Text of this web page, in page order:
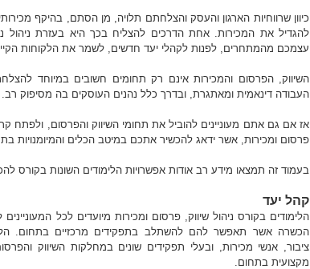
כיוון שרווחיות הארגון והעסק והצלחתם תלויה, מן הסתם, בהיקף
להגדיל את המכירות. אחת הדרכים להצליח בכך היא בעזרת ניהול
עצמכם מהמתחרים, לפנות לקהלי יעד חדשים, לשמר את הלקוחות
השיווק, הפרסום והמכירות אינם רק תחומים חשובים במיוחד
העבודה דינאמית ומאתגרת, ובדרך כלל נהנים העוסקים בה מסיפוק רב.
אז אם גם אתם מעוניינים להוביל את תחומי השיווק והפרסום, ולפתח
פרסום ומכירות, אשר ידאג להכשיר אתכם במיטב הכלים והמיומנויות
בעמוד זה תמצאו מידע רב אודות אפשרויות הלימודים השונות בקורס
קהל יעד
הלימודים בקורס ניהול שיווק, פרסום ומכירות מיועדים לכל
הכשרה אשר תאפשר להם להשתלב בתפקידים מרכזיים בתחום.
ציבור, אנשי מכירות, ובעלי תפקידים שונים במחלקות השיווק
מקצועית בתחום.